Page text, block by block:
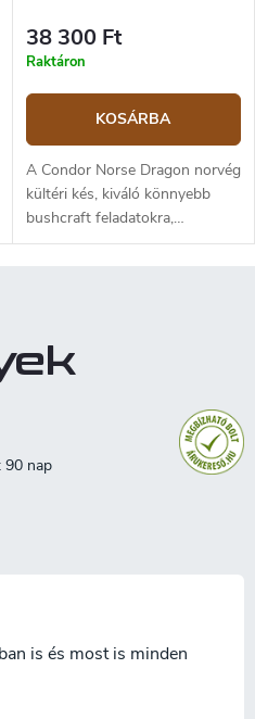
38 300 Ft
Raktáron
KOSÁRBA
A Condor Norse Dragon norvég
kültéri kés, kiváló könnyebb
bushcraft feladatokra,
faanyaggal végzett munkára
is és most is minden